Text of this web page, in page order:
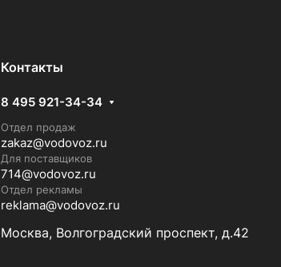
Контакты
8 495 921-34-34
Отдел продаж
zakaz@vodovoz.ru
Для поставщиков
714@vodovoz.ru
Отдел рекламы
reklama@vodovoz.ru
Москва, Волгоградский проспект, д.42